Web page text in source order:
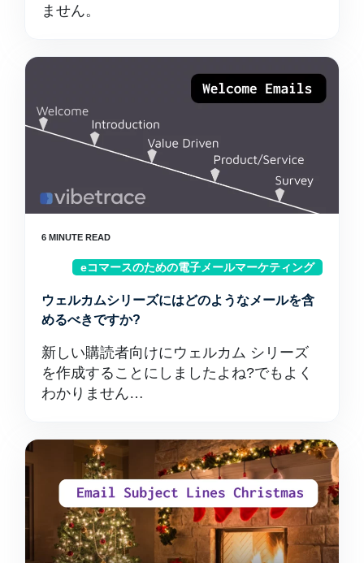
ません。
eコマースのための電子メールマーケティング
ウェルカムシリーズにはどのようなメールを含
めるべきですか?
新しい購読者向けにウェルカム シリーズ
を作成することにしましたよね?でもよく
わかりません…